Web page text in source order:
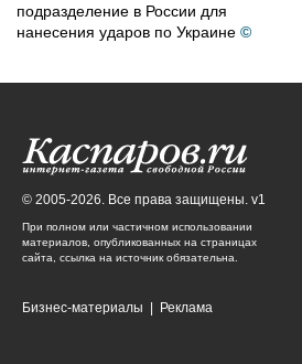
подразделение в России для
нанесения ударов по Украине ©
© 2005-2026. Все права защищены. v1
При полном или частичном использовании
материалов, опубликованных на страницах
сайта, ссылка на источник обязательна.
Бизнес-материалы Реклама